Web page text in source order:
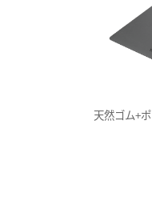
天然ゴム+